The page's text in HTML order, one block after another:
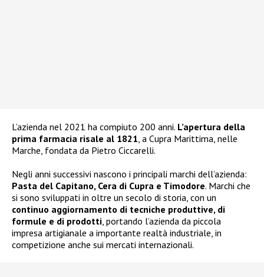
L’azienda nel 2021 ha compiuto 200 anni. L’apertura della
prima farmacia risale al 1821, a Cupra Marittima, nelle
Marche, fondata da Pietro Ciccarelli.
Negli anni successivi nascono i principali marchi dell’azienda:
Pasta del Capitano, Cera di Cupra e Timodore. Marchi che
si sono sviluppati in oltre un secolo di storia, con un
continuo aggiornamento di tecniche produttive, di
formule e di prodotti, portando l’azienda da piccola
impresa artigianale a importante realtà industriale, in
competizione anche sui mercati internazionali.